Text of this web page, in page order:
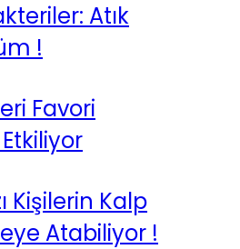
Atık
!
Favori
Kişilerin Kalp
Atabiliyor !